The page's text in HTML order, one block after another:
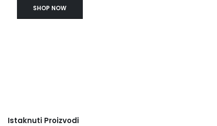
SHOP NOW
Istaknuti Proizvodi